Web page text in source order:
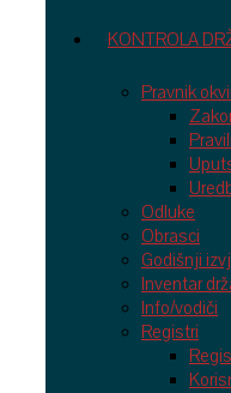
KONTROLA
Pravnik
Odluke
Obrasci
Godišnji
Inventar
Info/vodiči
Registri